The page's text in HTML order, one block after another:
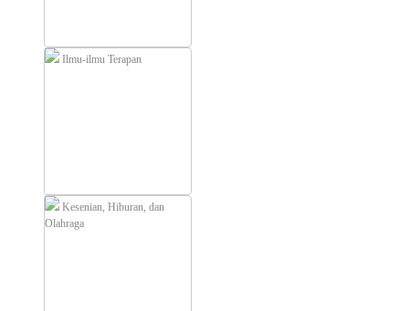
Ilmu-ilmu Terapan
Kesenian, Hiburan, dan
Olahraga